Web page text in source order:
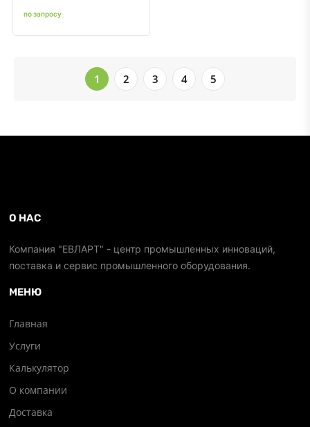
по запросу
1 2 3 4 5
О НАС
Компания "ЕВЛАРТ" - центр промышленных инноваций,
поставка и сервис промышленного оборудования.
МЕНЮ
Главная
Услуги
Калькулятор
О компании
Доставка